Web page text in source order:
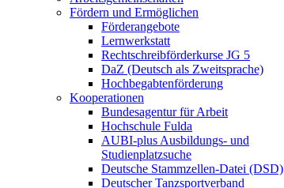
Fördern und Ermöglichen
Förderangebote
Lernwerkstatt
Rechtschreibförderkurse JG 5
DaZ (Deutsch als Zweitsprache)
Hochbegabtenförderung
Kooperationen
Bundesagentur für Arbeit
Hochschule Fulda
AUBI-plus Ausbildungs- und
Studienplatzsuche
Deutsche Stammzellen-Datei (DSD)
Deutscher Tanzsportverband